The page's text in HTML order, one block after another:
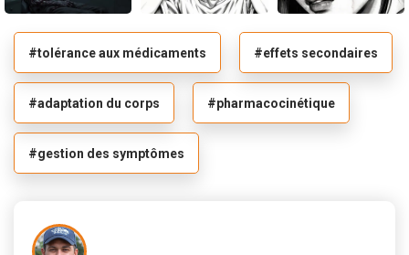
#tolérance aux médicaments #effets secondaires
#adaptation du corps #pharmacocinétique
#gestion des symptômes